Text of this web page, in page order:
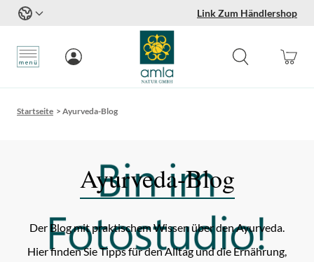
Link Zum Händlershop
Startseite > Ayurveda-Blog
Ayurveda-Blog
Der Blog mit praktischem Wissen über den Ayurveda.
Hier finden Sie Tipps für den Alltag und die Ernährung,